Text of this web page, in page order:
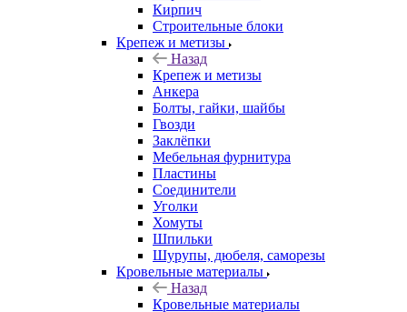
Кирпич
Строительные блоки
Крепеж и метизы
Назад
Крепеж и метизы
Анкера
Болты, гайки, шайбы
Гвозди
Заклёпки
Мебельная фурнитура
Пластины
Соединители
Уголки
Хомуты
Шпильки
Шурупы, дюбеля, саморезы
Кровельные материалы
Назад
Кровельные материалы